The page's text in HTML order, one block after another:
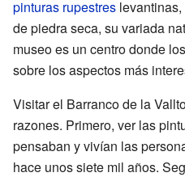
pinturas rupestres
de piedra seca, su variada
museo es un centro donde
sobre los aspectos más
Visitar el Barranco de la
razones. Primero, ver las
pensaban y vivían las
hace unos siete mil años.